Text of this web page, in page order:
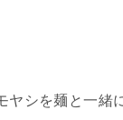
ヤシを麺と一緒